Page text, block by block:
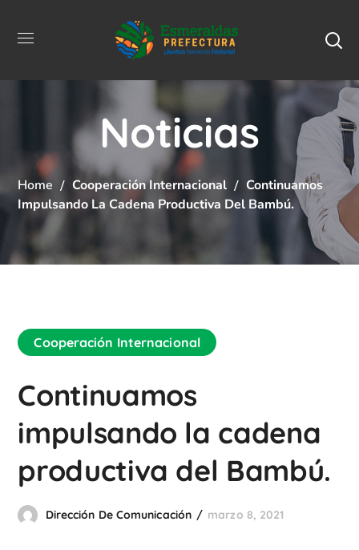
Noticias
Home Cooperación Internacional
Continuamos
Impulsando La Cadena Productiva Del Bambú.
Cooperación Internacional
Continuamos
impulsando la cadena
productiva del Bambú.
Dirección De Comunicación marzo 8, 2021